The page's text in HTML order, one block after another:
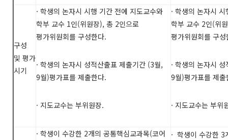
구성
및 평가
시기
· 학생의 논자시 시행 기간 전에 지도교수와
학부 교수 1인(위원장), 총 2인으로
평가위원회를 구성한다.
· 학생의 논자시 성적산출표 제출기간 (3월,
9월)평가표를 제출한다.
· 지도교수는 부위원장.
· 학생의 논자시
학부 교수 2인(위
평가위원회를 구성
· 학생의 논자시
9월)평가표를 제출
· 지도교수는 부위
· 학생이 수강한 2개의 공통핵심교과목(코어
· 학생이 수강한 3